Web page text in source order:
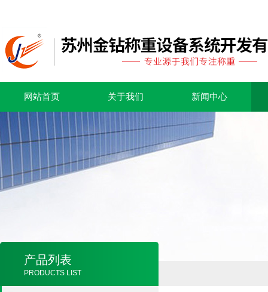
网站首页 关于我们 新闻中心
产品列表
PRODUCTS LIST